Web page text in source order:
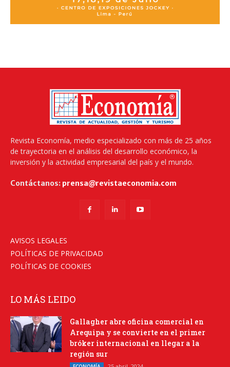
Revista Economía, medio especializado con más de 25 años
de trayectoria en el análisis del desarrollo económico, la
inversión y la actividad empresarial del país y el mundo.
Contáctanos: prensa@revistaeconomia.com
AVISOS LEGALES
POLÍTICAS DE PRIVACIDAD
POLÍTICAS DE COOKIES
LO MÁS LEIDO
Gallagher abre oficina comercial en
Arequipa y se convierte en el primer
bróker internacional en llegar a la
región sur